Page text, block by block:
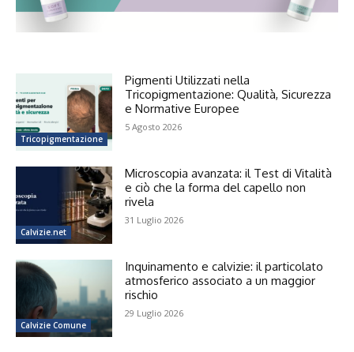
Tricopigmentazione
Pigmenti Utilizzati nella
Tricopigmentazione: Qualità, Sicurezza
e Normative Europee
5 Agosto 2026
Calvizie.net
Microscopia avanzata: il Test di Vitalità
e ciò che la forma del capello non
rivela
31 Luglio 2026
Calvizie Comune
Inquinamento e calvizie: il particolato
atmosferico associato a un maggior
rischio
29 Luglio 2026